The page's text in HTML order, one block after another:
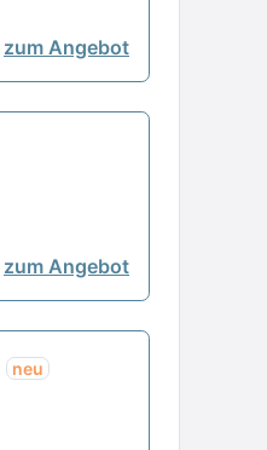
zum Angebot
zum Angebot
neu